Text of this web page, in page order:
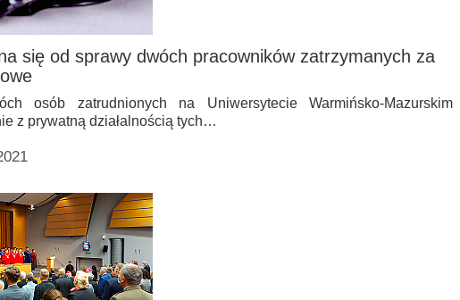
się od sprawy dwóch pracowników zatrzymanych za
osób zatrudnionych na Uniwersytecie Warmińsko-Mazurskim
z prywatną działalnością tych…